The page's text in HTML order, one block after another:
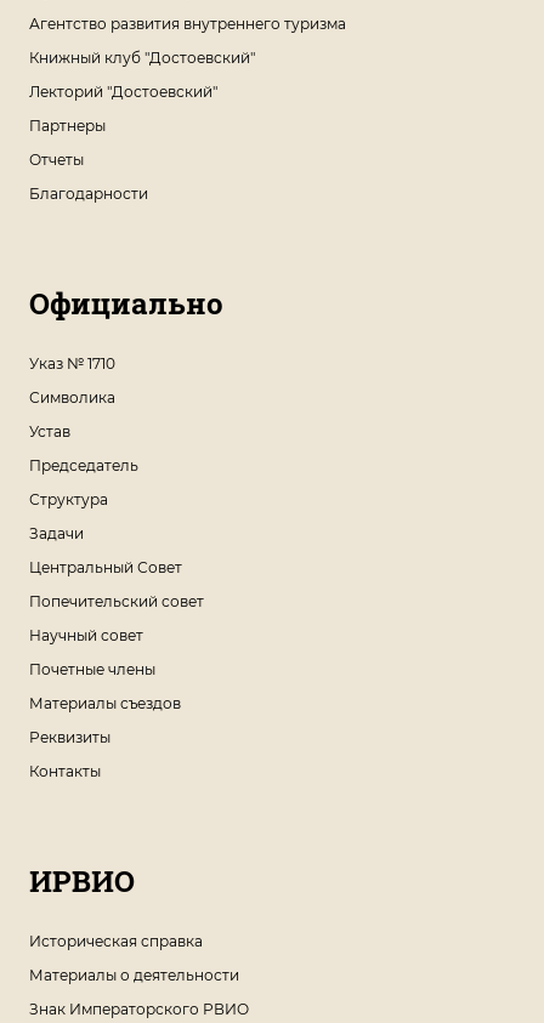
Агентство развития внутреннего туризма
Книжный клуб "Достоевский"
Лекторий "Достоевский"
Партнеры
Отчеты
Благодарности
Официально
Указ № 1710
Символика
Устав
Председатель
Структура
Задачи
Центральный Совет
Попечительский совет
Научный совет
Почетные члены
Материалы съездов
Реквизиты
Контакты
ИРВИО
Историческая справка
Материалы о деятельности
Знак Императорского РВИО